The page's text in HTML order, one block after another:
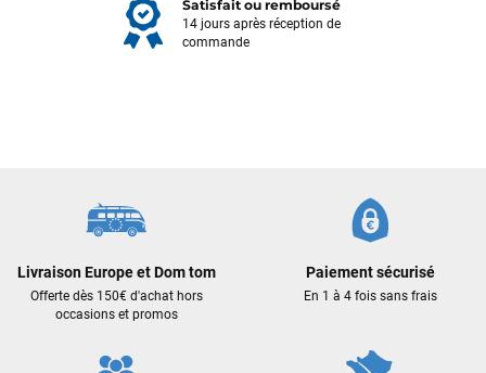
Satisfait ou remboursé
14 jours après réception de
commande
Livraison Europe et Dom tom
Offerte dès 150€ d'achat hors
occasions et promos
Paiement sécurisé
En 1 à 4 fois sans frais
François
il y a un mois
J’ai commandé un pack via leur site internet. À peine la
commande validée, le magasin m’a appelé pour confirmer
avec moi les caractéristiques des équipements, me conseiller
sur le matériel à choisir, et m’a même offert du matériel en
le lendemain, et j’ai bien reçu tout le matériel dans un colis